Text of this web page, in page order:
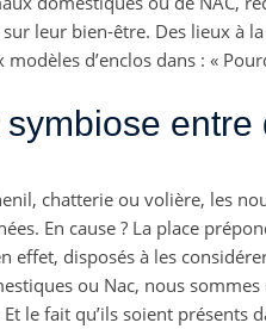
leur bien-être. Des lieux à
modèles d’enclos dans : «
chatterie ou volière, les
En cause ? La place
effet, disposés à les
ou Nac, nous
le fait qu’ils soient présents